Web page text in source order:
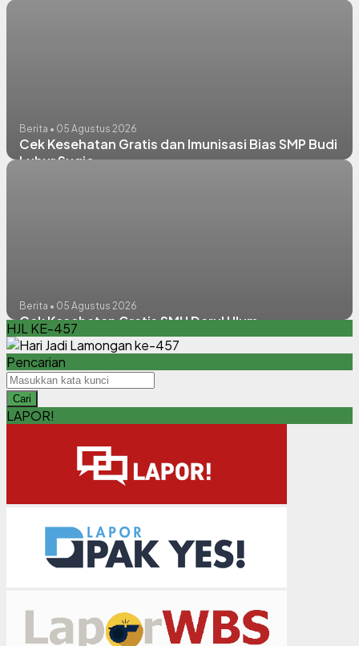
Berita • 05 Agustus 2026
Cek Kesehatan Gratis dan Imunisasi Bias SMP Budi
Luhur Sugio
Berita • 05 Agustus 2026
Cek Kesehatan Gratis SMU Darul Ulum
HJL KE-457
Pencarian
Cari
LAPOR!